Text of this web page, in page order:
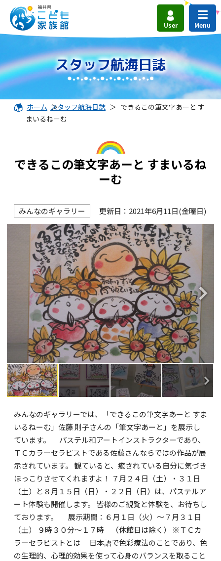
User
スタッフ航海日誌
ホーム ＞
スタッフ航海日誌 ＞ できるこの筆文字あーと す
まいるねーむ
できるこの筆文字あーと すまいるね
ーむ
みんなのギャラリー 更新日：2021年6月11日(金曜日)
みんなのギャラリーでは、「できるこの筆文字あーと すま
いるねーむ」佐藤 則子さんの「筆文字あーと」を展示し
ています。 パステル和アートインストラクターであり、
ＴＣカラーセラピストである佐藤さんならではの作品が展
示されています。 観ていると、癒されている自分に気づき
ほっこりさせてくれますよ！ ７月２４日（土）・３１日
（土）と８月１５日（日）・２２日（日）は、パステルア
ート体験も開催します。 皆様のご観覧と体験を、お待ちし
ております。 展示期間：６月１日（火）～７月３１日
（土） ９時３０分～１７時 （休館日は除く） ※ＴＣカ
ラーセラピストとは 日本語で色彩療法のことであり、色
の生理的、心理的効果を使って心身のバランスを取ること